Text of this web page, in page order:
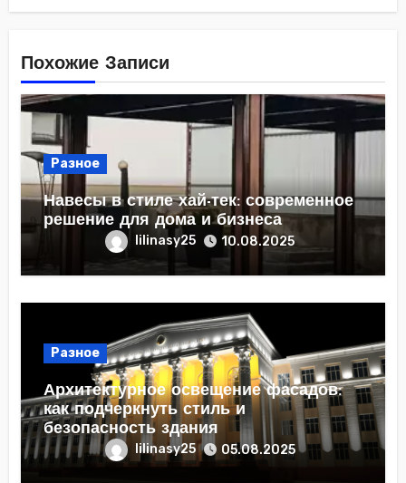
Похожие Записи
Разное
Навесы в стиле хай-тек: современное
решение для дома и бизнеса
lilinasy25 10.08.2025
Разное
Архитектурное освещение фасадов:
как подчеркнуть стиль и
безопасность здания
lilinasy25 05.08.2025